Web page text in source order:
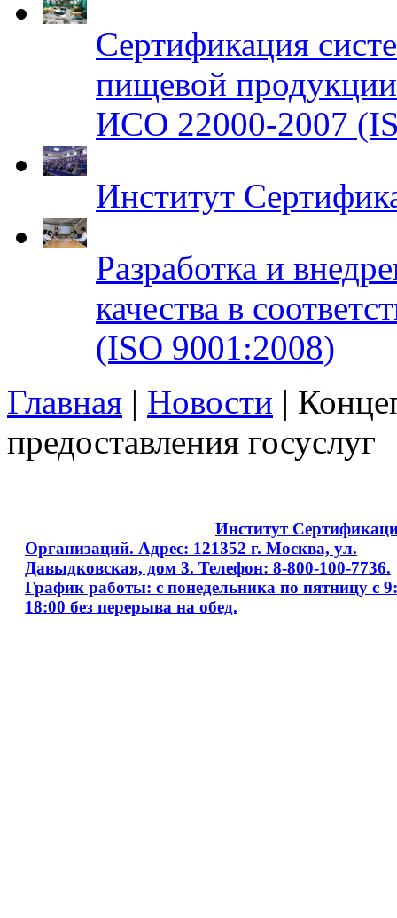
Сертификация
пищевой
ИСО 22000-2007
Институт
Разработка и
качества в
(ISO 9001:2008)
Главная | Новости |
предоставления госуслуг
Институт
Организаций. Адрес: 121352 г. Москва, ул.
Давыдковская, дом 3. Телефон: 8-800-100-7736.
График работы: с понедельника по пятницу с
18:00 без перерыва на обед.